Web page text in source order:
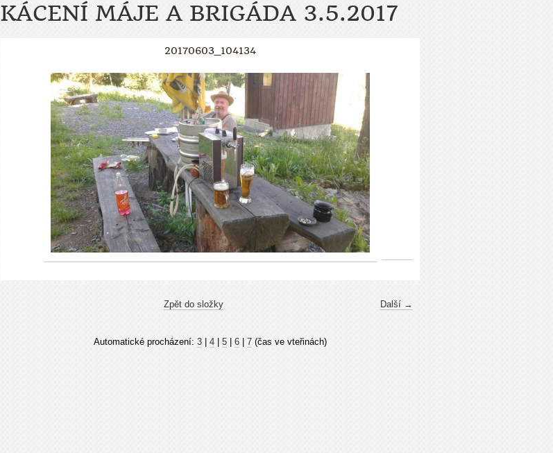
KÁCENÍ MÁJE A BRIGÁDA 3.5.2017
20170603_104134
Další →
Zpět do složky
Automatické procházení: 3| 4| 5| 6| 7(čas ve vteřinách)